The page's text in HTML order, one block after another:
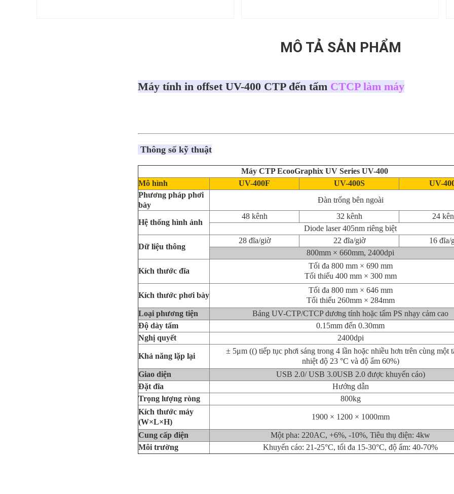
MÔ TẢ SẢN PHẨM
Máy tính in offset UV-400 CTP đến tấm CTCP làm máy
Thông số kỹ thuật
Máy CTP EcooGraphix UV Series UV-400
Mô hình
UV-400F UV-400S
UV-
Phương pháp phơi
bày
Đàn trống bên ngoài
Hệ thống hình ảnh
48 kênh 32 kênh
24
Diode laser 405nm riêng biệt
Dữ liệu thông
28 đĩa/giờ 22 đĩa/giờ
16 đĩa/
800mm × 660mm, 2400dpi
Kích thước đĩa
Tối đa 800 mm × 690 mm
Tối thiểu 400 mm × 300 mm
Kích thước phơi bày
Tối đa 800 mm × 646 mm
Tối thiểu 260mm × 284mm
Loại phương tiện
Bảng UV-CTP/CTCP dương tính hoặc tấm PS nhạy cảm cao
Độ dày tấm
0.15mm đến 0.30mm
Nghị quyết
2400dpi
Khả năng lặp lại
± 5μm (() tiếp tục phơi sáng trong 4 lần hoặc nhiều hơn trên cùng một
nhiệt độ 23 °C và độ ẩm 60%)
Giao diện
USB 2.0/ USB 3.0USB 2.0 được khuyến cáo)
Đặt đĩa
Hướng dẫn
Trọng lượng ròng
800kg
Kích thước máy
(W×L×H)
1900 × 1200 × 1000mm
Cung cấp điện
Một pha: 220AC, +6%, -10%, Tiêu thụ điện: 4kw
Môi trường
Khuyến cáo: 21-25°C, tối đa 15-30°C, độ ẩm: 40-70%